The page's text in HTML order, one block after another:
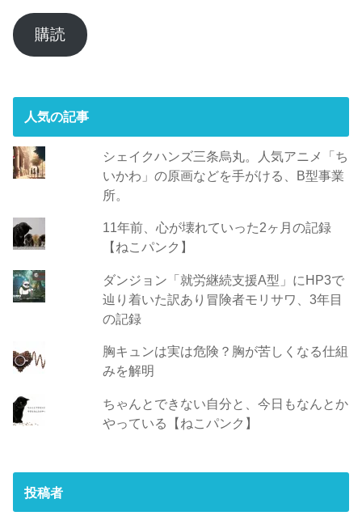
ア
ド
購読
人気の記事
シェイクハンズ三条烏丸。人気アニメ「ち
いかわ」の原画などを手がける、B型事業
所。
11年前、心が壊れていった2ヶ月の記録
【ねこパンク】
ダンジョン「就労継続支援A型」にHP3で
辿り着いた訳あり冒険者モリサワ、3年目
の記録
胸キュンは実は危険？胸が苦しくなる仕組
みを解明
ちゃんとできない自分と、今日もなんとか
やっている【ねこパンク】
投稿者